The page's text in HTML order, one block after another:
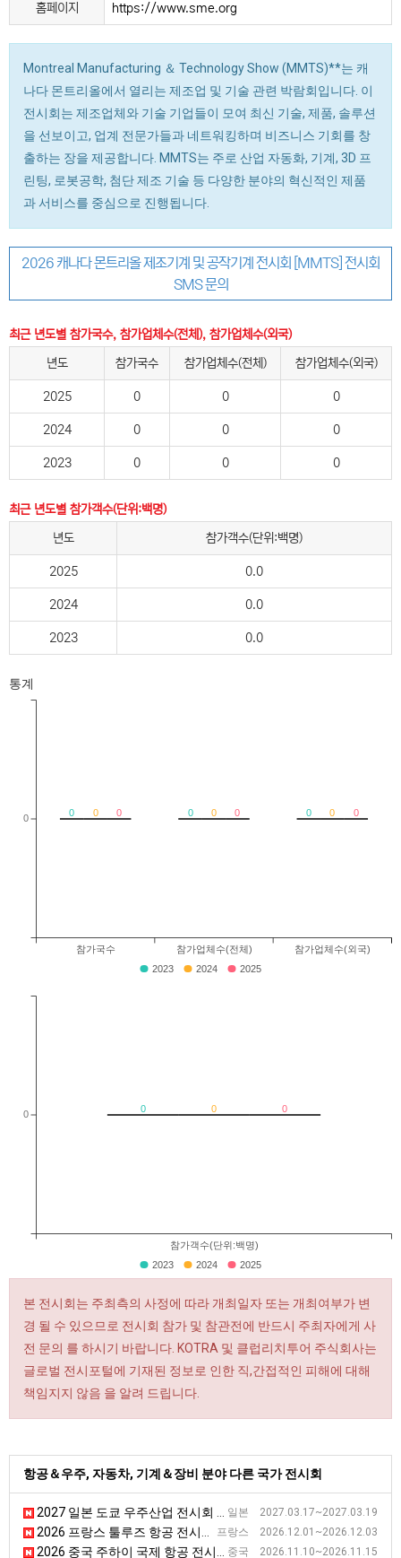
홈페이지 https://www.sme.org
Montreal Manufacturing ＆ Technology Show (MMTS)**는 캐
나다 몬트리올에서 열리는 제조업 및 기술 관련 박람회입니다. 이
전시회는 제조업체와 기술 기업들이 모여 최신 기술, 제품, 솔루션
을 선보이고, 업계 전문가들과 네트워킹하며 비즈니스 기회를 창
출하는 장을 제공합니다. MMTS는 주로 산업 자동화, 기계, 3D 프
린팅, 로봇공학, 첨단 제조 기술 등 다양한 분야의 혁신적인 제품
과 서비스를 중심으로 진행됩니다.
2026 캐나다 몬트리올 제조기계 및 공작기계 전시회 [MMTS] 전시회
SMS 문의
최근 년도별 참가국수, 참가업체수(전체), 참가업체수(외국)
년도
참가국수 참가업체수(전체) 참가업체수(외국)
2025 0 0 0
2024 0 0 0
2023 0 0 0
최근 년도별 참가객수(단위:백명)
년도
참가객수(단위:백명)
2025 0.0
2024 0.0
2023 0.0
통계
0 0 0
0 0 0
0 0 0
참가국수 참가업체수(전체) 참가업체수(외국)
0
2023 2024 2025
0 0 0
참가객수(단위:백명)
0
2023 2024 2025
본 전시회는 주최측의 사정에 따라 개최일자 또는 개최여부가 변
경 될 수 있으므로 전시회 참가 및 참관전에 반드시 주최자에게 사
전 문의 를 하시기 바랍니다. KOTRA 및 클럽리치투어 주식회사는
글로벌 전시포털에 기재된 정보로 인한 직,간접적인 피해에 대해
책임지지 않음 을 알려 드립니다.
항공＆우주, 자동차, 기계＆장비 분야 다른 국가 전시회
일본 2027.03.17~2027.03.19
2027 일본 도쿄 우주산업 전시회 [ISIEX]
프랑스 2026.12.01~2026.12.03
2026 프랑스 툴루즈 항공 전시회 [AEROMART]
중국 2026.11.10~2026.11.15
2026 중국 주하이 국제 항공 전시회